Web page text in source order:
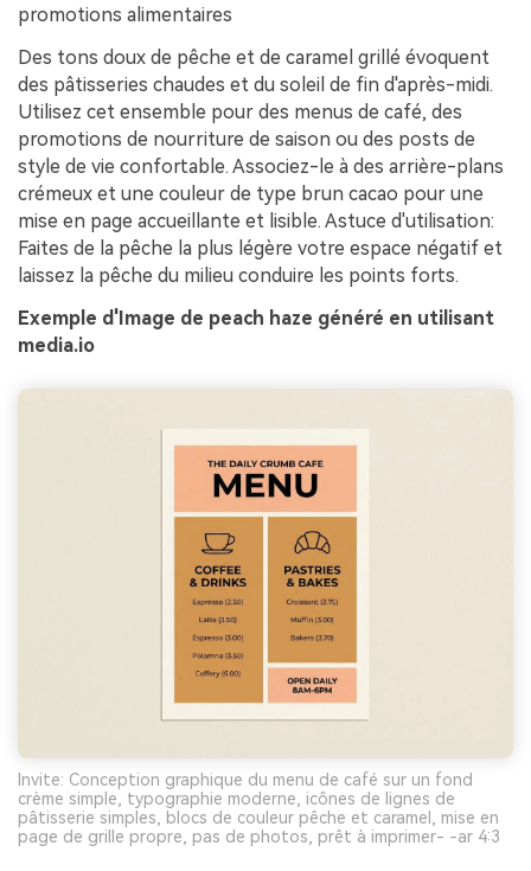
promotions alimentaires
Des tons doux de pêche et de caramel grillé évoquent
des pâtisseries chaudes et du soleil de fin d'après-midi.
Utilisez cet ensemble pour des menus de café, des
promotions de nourriture de saison ou des posts de
style de vie confortable. Associez-le à des arrière-plans
crémeux et une couleur de type brun cacao pour une
mise en page accueillante et lisible. Astuce d'utilisation:
Faites de la pêche la plus légère votre espace négatif et
laissez la pêche du milieu conduire les points forts.
Exemple d'Image de peach haze généré en utilisant
media.io
Invite: Conception graphique du menu de café sur un fond
crème simple, typographie moderne, icônes de lignes de
pâtisserie simples, blocs de couleur pêche et caramel, mise en
page de grille propre, pas de photos, prêt à imprimer- -ar 4:3